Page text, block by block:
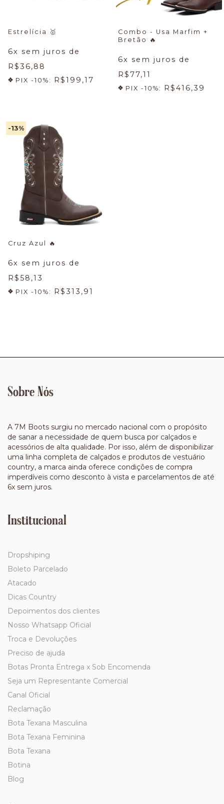
Estrelícia 🥇
6x sem juros de
R$36,88
PIX -10%: R$199,17
Combo - Usa Marfim +
Bretão
🔥
6x sem juros de
R$77,11
PIX -10%: R$416,39
-13%
Cruz Azul 🔥
6x sem juros de
R$58,13
PIX -10%: R$313,91
Sobre Nós
A 7M Boots surgiu no mercado nacional com o propósito
de sanar a necessidade de quem busca por calçados e
acessórios de alta qualidade. Por isso, além de disponibilizar
uma linha completa de calçados e produtos de vestuário
country, a marca ainda oferece condições de compra
imperdíveis como desconto à vista e parcelamentos de até
6x sem juros.
Institucional
Dropshiping
Boleto Parcelado
Atacado
Dicas Country
Depoimentos dos clientes
Nosso Whatsapp Oficial
Troca e Devoluções
Preciso de ajuda
Botas Pronta Entrega x Sob Encomenda
Seja um Representante Comercial
Canal Oficial
Reclamação
Bota Texana Masculina
Bota Texana Feminina
Bota Texana
Botina
Blog